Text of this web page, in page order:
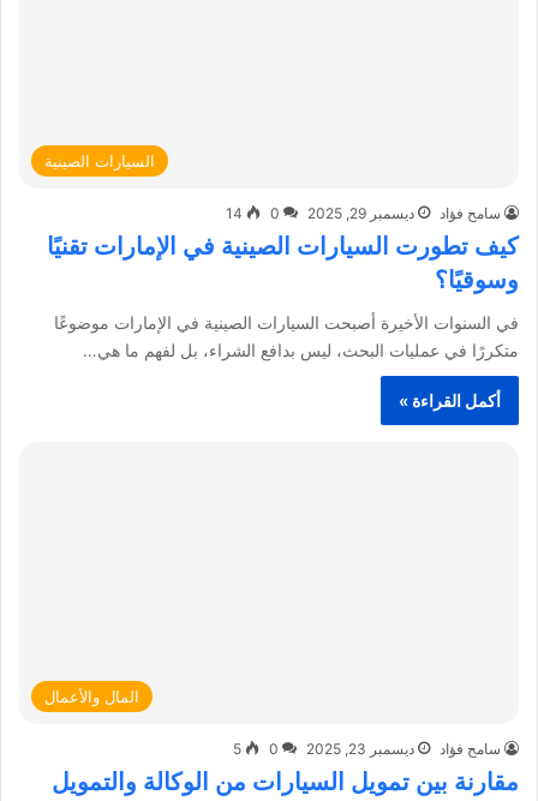
السيارات الصينية
سامح فؤاد ديسمبر 29, 2025 0
14
كيف تطورت السيارات الصينية في الإمارات تقنيًا
وسوقيًا؟
في السنوات الأخيرة أصبحت السيارات الصينية في الإمارات موضوعًا
متكررًا في عمليات البحث، ليس بدافع الشراء، بل لفهم ما هي…
أكمل القراءة »
المال والأعمال
سامح فؤاد ديسمبر 23, 2025 0
5
مقارنة بين تمويل السيارات من الوكالة والتمويل